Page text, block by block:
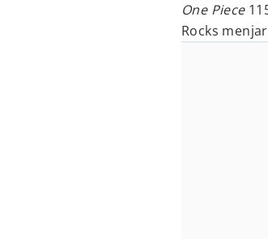
One Piece
Rocks